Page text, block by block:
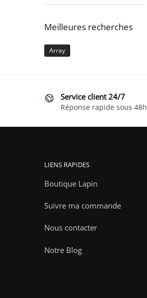
prix :
à
Meilleures recherches
Array
Service client 24/7
Réponse rapide sous 48h
LIENS RAPIDES
Boutique Lapin
Suivre ma commande
Nous contacter
Notre Blog